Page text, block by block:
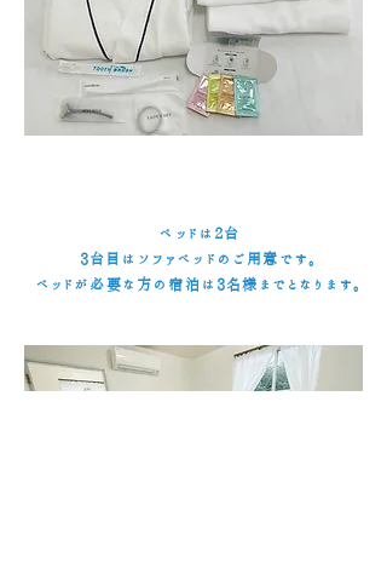
ベッドは2台
3台目はソファベッドのご用意です。
ベッドが必要な方の宿泊は3名様までとなります。